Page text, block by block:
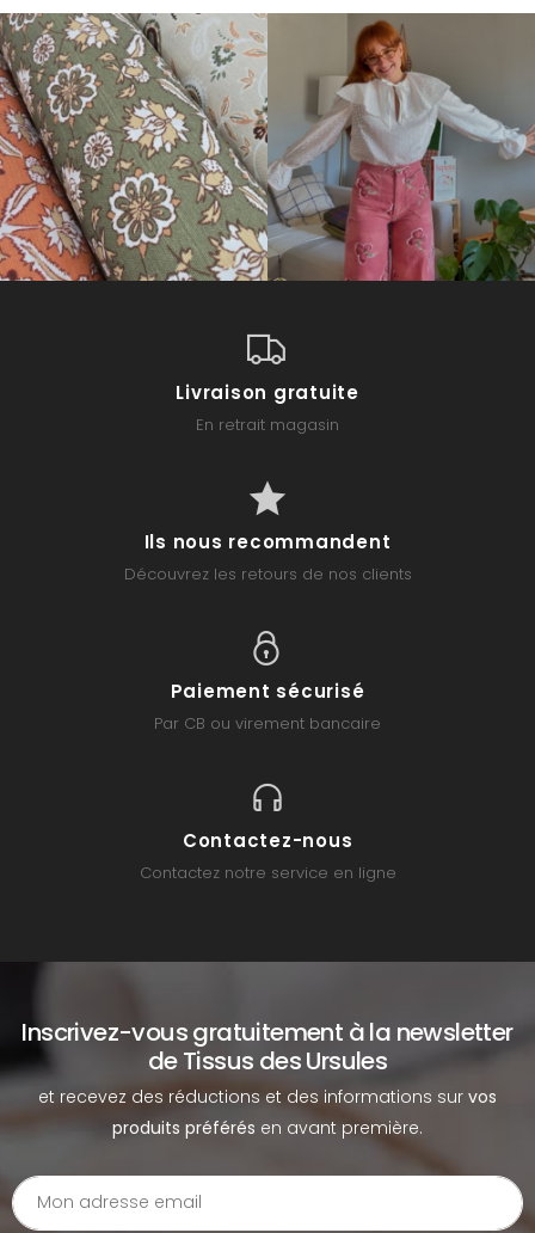
Livraison gratuite
En retrait magasin
Ils nous recommandent
Découvrez les retours de nos clients
Paiement sécurisé
Par CB ou virement bancaire
Contactez-nous
Contactez notre service en ligne
Inscrivez-vous gratuitement à la newsletter
de Tissus des Ursules
et recevez des réductions et des informations sur vos
produits préférés en avant première.